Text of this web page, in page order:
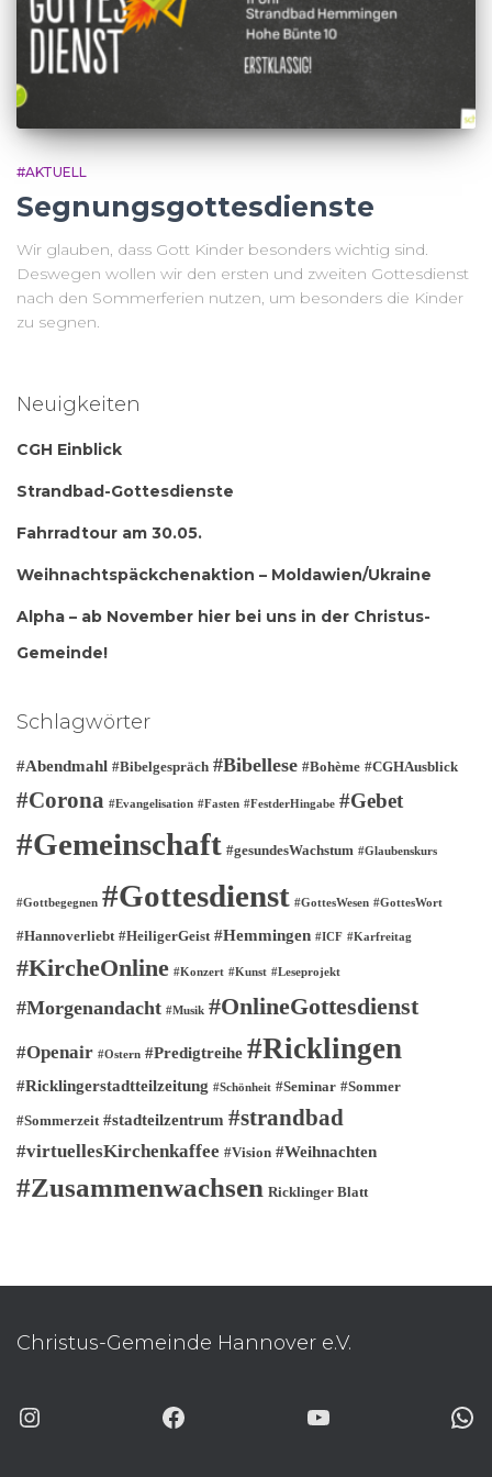
#AKTUELL
Segnungsgottesdienste
Wir glauben, dass Gott Kinder besonders wichtig sind.
Deswegen wollen wir den ersten und zweiten Gottesdienst
nach den Sommerferien nutzen, um besonders die Kinder
zu segnen.
Neuigkeiten
CGH Einblick
Strandbad-Gottesdienste
Fahrradtour am 30.05.
Weihnachtspäckchenaktion – Moldawien/Ukraine
Alpha – ab November hier bei uns in der Christus-
Gemeinde!
Schlagwörter
#Abendmahl #Bibelgespräch #Bibellese #Bohème #CGHAusblick
#Corona #Evangelisation #Fasten #FestderHingabe #Gebet
#Gemeinschaft #gesundesWachstum #Glaubenskurs
#Gottbegegnen #Gottesdienst #GottesWesen #GottesWort
#Hannoverliebt #HeiligerGeist #Hemmingen #ICF #Karfreitag
#KircheOnline #Konzert #Kunst #Leseprojekt
#Morgenandacht #Musik #OnlineGottesdienst
#Openair #Ostern #Predigtreihe #Ricklingen
#Ricklingerstadtteilzeitung #Schönheit #Seminar #Sommer
#Sommerzeit #stadteilzentrum #strandbad
#virtuellesKirchenkaffee #Vision #Weihnachten
#Zusammenwachsen Ricklinger Blatt
Christus-Gemeinde Hannover e.V.